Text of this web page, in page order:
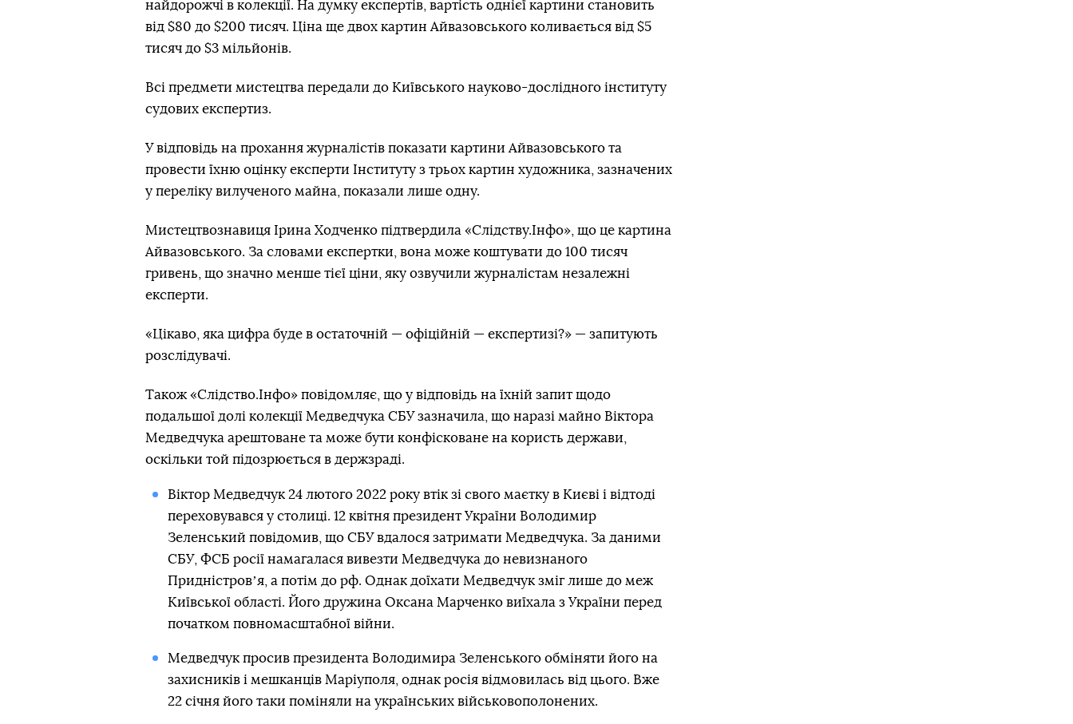
найдорожчі в колекції. На думку експертів, вартість однієї картини становить
від $80 до $200 тисяч. Ціна ще двох картин Айвазовського коливається від $5
тисяч до $3 мільйонів.
Всі предмети мистецтва передали до Київського науково-дослідного інституту
судових експертиз.
У відповідь на прохання журналістів показати картини Айвазовського та
провести їхню оцінку експерти Інституту з трьох картин художника, зазначених
у переліку вилученого майна, показали лише одну.
Мистецтвознавиця Ірина Ходченко підтвердила «Слідству.Інфо», що це картина
Айвазовського. За словами експертки, вона може коштувати до 100 тисяч
гривень, що значно менше тієї ціни, яку озвучили журналістам незалежні
експерти.
«Цікаво, яка цифра буде в остаточній — офіційній — експертизі?» — запитують
розслідувачі.
Також «Слідство.Інфо» повідомляє, що у відповідь на їхній запит щодо
подальшої долі колекції Медведчука СБУ зазначила, що наразі майно Віктора
Медведчука арештоване та може бути конфісковане на користь держави,
оскільки той підозрюється в держзраді.
Віктор Медведчук 24 лютого 2022 року втік зі свого маєтку в Києві і відтоді
переховувався у столиці. 12 квітня президент України Володимир
Зеленський повідомив, що СБУ вдалося затримати Медведчука. За даними
СБУ, ФСБ росії намагалася вивезти Медведчука до невизнаного
Придністровʼя, а потім до рф. Однак доїхати Медведчук зміг лише до меж
Київської області. Його дружина Оксана Марченко виїхала з України перед
початком повномасштабної війни.
Медведчук просив президента Володимира Зеленського обміняти його на
захисників і мешканців Маріуполя, однак росія відмовилась від цього. Вже
22 січня його таки поміняли на українських військовополонених.